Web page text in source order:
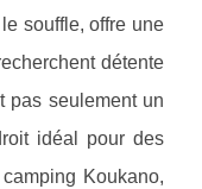
souffle, offre une
détente
pas seulement un
idéal pour des
Koukano,